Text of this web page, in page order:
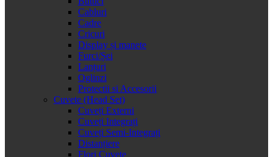
Cabluri
Cadre
Cricuri
Display și manete
Furci/Șei
Lanțuri
Oglinzi
Protectii si Accesorii
Cuvete (Head Set)
Cuveți Externi
Cuveți Integrați
Cuveți Semi-Integrați
Distanțiere
Flori Cuvete